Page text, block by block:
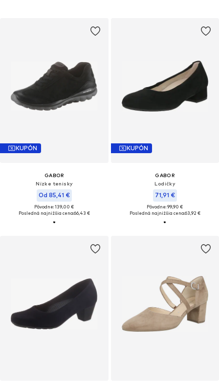
KUPÓN
GABOR
Nízke tenisky
Od 85,41 €
Pôvodne: 139,00 €
Posledná najnižšia cena:66,43 €
KUPÓN
GABOR
Lodičky
71,91 €
Pôvodne: 99,90 €
Posledná najnižšia cena:63,92 €